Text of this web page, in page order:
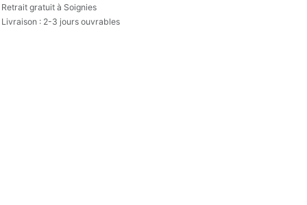
gratuit à Soignies
: 2-3 jours ouvrables